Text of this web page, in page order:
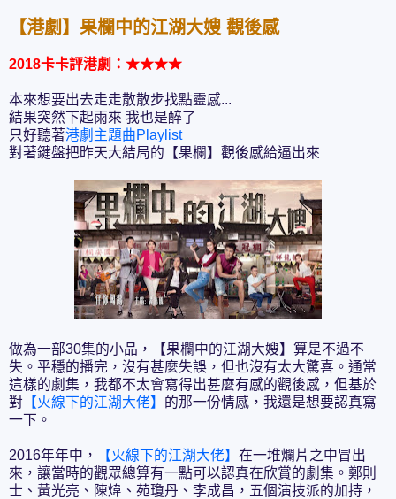
【港劇】果欄中的江湖大嫂 觀後感
2018卡卡評港劇： ★★★★
本來想要出去走走散散步找點靈感...
結果突然下起雨來 我也是醉了
只好聽著港劇主題曲Playlist
對著鍵盤把昨天大結局的【果欄】觀後感給逼出來
做為一部30集的小品，【果欄中的江湖大嫂】算是不過不
失。平穩的播完，沒有甚麼失誤，但也沒有太大驚喜。通常
這樣的劇集，我都不太會寫得出甚麼有感的觀後感，但基於
對 【火線下的江湖大佬】 的那一份情感，我還是想要認真寫
一下。
2016年年中， 【火線下的江湖大佬】 在一堆爛片之中冒出
來，讓當時的觀眾總算有一點可以認真在欣賞的劇集。鄭則
士、黃光亮、陳煒、苑瓊丹、李成昌，五個演技派的加持，